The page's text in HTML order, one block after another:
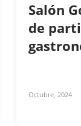
Salón
de
Octubre, 2024